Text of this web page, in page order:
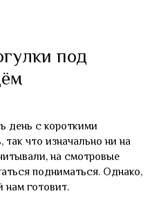
под
день с короткими
что изначально ни на
на смотровые
подниматься. Однако,
нам готовит.